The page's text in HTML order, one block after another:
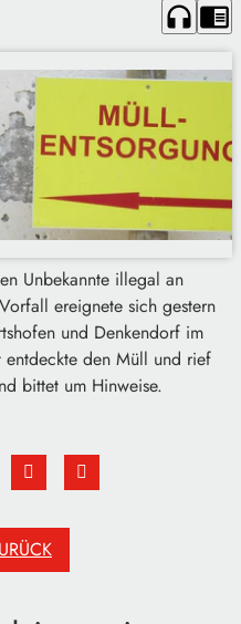
headphones chrome_reader_mode
Unbekannte illegal an
ereignete sich gestern
und Denkendorf im
entdeckte den Müll und rief
bittet um Hinweise.